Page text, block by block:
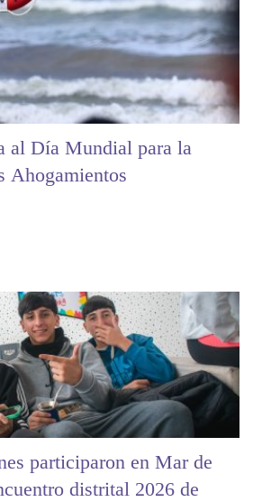
al Día Mundial para la
Ahogamientos
participaron en Mar de
distrital 2026 de